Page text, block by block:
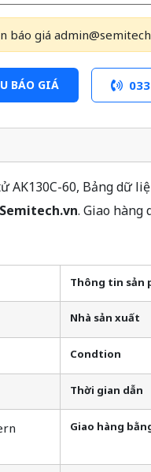
báo giá
BÁO GIÁ
60, Bảng dữ
Semitech.vn. Giao hàng
Thông tin sản
Nhà sản xuất
Condtion
Thời gian dẫn
Giao hàng